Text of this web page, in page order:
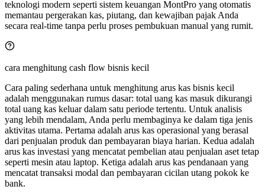
teknologi modern seperti sistem keuangan MontPro yang otomatis
memantau pergerakan kas, piutang, dan kewajiban pajak Anda
secara real-time tanpa perlu proses pembukuan manual yang rumit.
cara menghitung cash flow bisnis kecil
Cara paling sederhana untuk menghitung arus kas bisnis kecil
adalah menggunakan rumus dasar: total uang kas masuk dikurangi
total uang kas keluar dalam satu periode tertentu. Untuk analisis
yang lebih mendalam, Anda perlu membaginya ke dalam tiga jenis
aktivitas utama. Pertama adalah arus kas operasional yang berasal
dari penjualan produk dan pembayaran biaya harian. Kedua adalah
arus kas investasi yang mencatat pembelian atau penjualan aset tetap
seperti mesin atau laptop. Ketiga adalah arus kas pendanaan yang
mencatat transaksi modal dan pembayaran cicilan utang pokok ke
bank.